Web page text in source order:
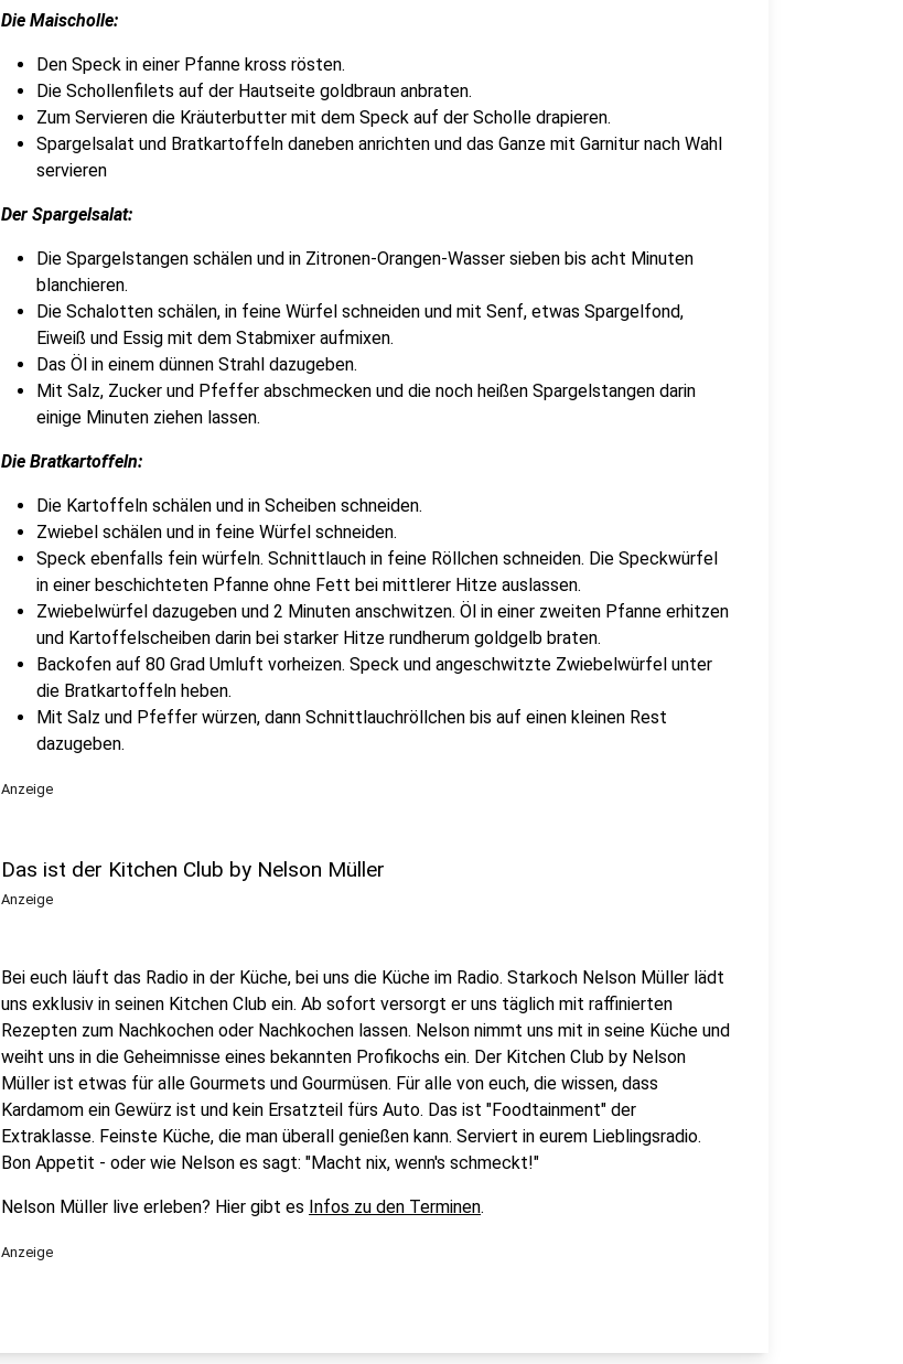
Die Maischolle:
Den Speck in einer Pfanne kross rösten.
Die Schollenfilets auf der Hautseite goldbraun anbraten.
Zum Servieren die Kräuterbutter mit dem Speck auf der Scholle drapieren.
Spargelsalat und Bratkartoffeln daneben anrichten und das Ganze mit Garnitur nach Wahl
servieren
Der Spargelsalat:
Die Spargelstangen schälen und in Zitronen-Orangen-Wasser sieben bis acht Minuten
blanchieren.
Die Schalotten schälen, in feine Würfel schneiden und mit Senf, etwas Spargelfond,
Eiweiß und Essig mit dem Stabmixer aufmixen.
Das Öl in einem dünnen Strahl dazugeben.
Mit Salz, Zucker und Pfeffer abschmecken und die noch heißen Spargelstangen darin
einige Minuten ziehen lassen.
Die Bratkartoffeln:
Die Kartoffeln schälen und in Scheiben schneiden.
Zwiebel schälen und in feine Würfel schneiden.
Speck ebenfalls fein würfeln. Schnittlauch in feine Röllchen schneiden. Die Speckwürfel
in einer beschichteten Pfanne ohne Fett bei mittlerer Hitze auslassen.
Zwiebelwürfel dazugeben und 2 Minuten anschwitzen. Öl in einer zweiten Pfanne erhitzen
und Kartoffelscheiben darin bei starker Hitze rundherum goldgelb braten.
Backofen auf 80 Grad Umluft vorheizen. Speck und angeschwitzte Zwiebelwürfel unter
die Bratkartoffeln heben.
Mit Salz und Pfeffer würzen, dann Schnittlauchröllchen bis auf einen kleinen Rest
dazugeben.
Anzeige
Das ist der Kitchen Club by Nelson Müller
Anzeige
Bei euch läuft das Radio in der Küche, bei uns die Küche im Radio. Starkoch Nelson Müller lädt
uns exklusiv in seinen Kitchen Club ein. Ab sofort versorgt er uns täglich mit raffinierten
Rezepten zum Nachkochen oder Nachkochen lassen. Nelson nimmt uns mit in seine Küche und
weiht uns in die Geheimnisse eines bekannten Profikochs ein. Der Kitchen Club by Nelson
Müller ist etwas für alle Gourmets und Gourmüsen. Für alle von euch, die wissen, dass
Kardamom ein Gewürz ist und kein Ersatzteil fürs Auto. Das ist "Foodtainment" der
Extraklasse. Feinste Küche, die man überall genießen kann. Serviert in eurem Lieblingsradio.
Bon Appetit - oder wie Nelson es sagt: "Macht nix, wenn's schmeckt!"
Nelson Müller live erleben? Hier gibt es Infos zu den Terminen.
Anzeige